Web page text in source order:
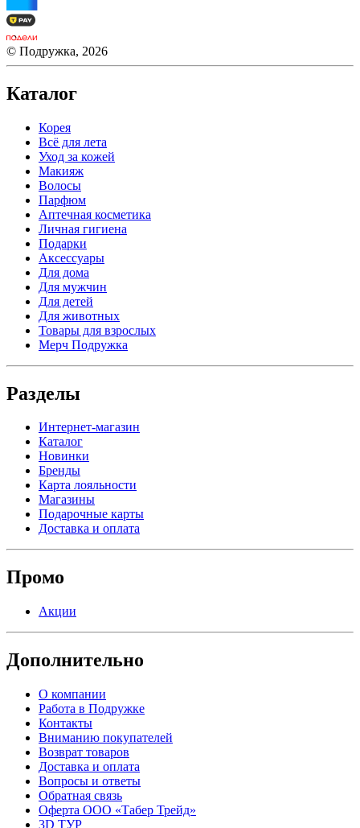
© Подружка, 2026
Каталог
Корея
Всё для лета
Уход за кожей
Макияж
Волосы
Парфюм
Аптечная косметика
Личная гигиена
Подарки
Аксессуары
Для дома
Для мужчин
Для детей
Для животных
Товары для взрослых
Мерч Подружка
Разделы
Интернет-магазин
Каталог
Новинки
Бренды
Карта лояльности
Магазины
Подарочные карты
Доставка и оплата
Промо
Акции
Дополнительно
О компании
Работа в Подружке
Контакты
Вниманию покупателей
Возврат товаров
Доставка и оплата
Вопросы и ответы
Обратная связь
Оферта ООО «Табер Трейд»
3D ТУР